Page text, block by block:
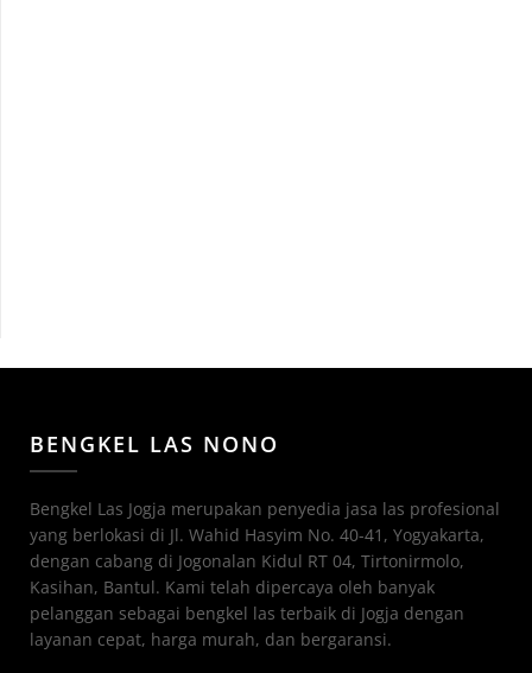
BENGKEL LAS NONO
Bengkel Las Jogja merupakan penyedia jasa las profesional
yang berlokasi di Jl. Wahid Hasyim No. 40-41, Yogyakarta,
dengan cabang di Jogonalan Kidul RT 04, Tirtonirmolo,
Kasihan, Bantul. Kami telah dipercaya oleh banyak
pelanggan sebagai bengkel las terbaik di Jogja dengan
layanan cepat, harga murah, dan bergaransi.